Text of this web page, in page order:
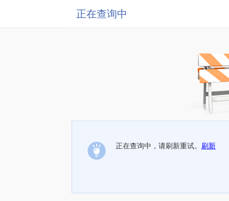
正在查询中
正在查询中，请刷新重试。 刷新